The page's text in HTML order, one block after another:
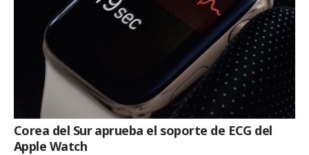
Corea del Sur aprueba el soporte de ECG del
Apple Watch